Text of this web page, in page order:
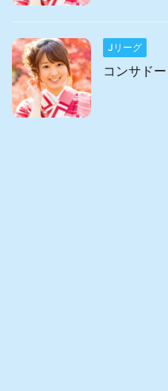
Jリーグ
コンサド